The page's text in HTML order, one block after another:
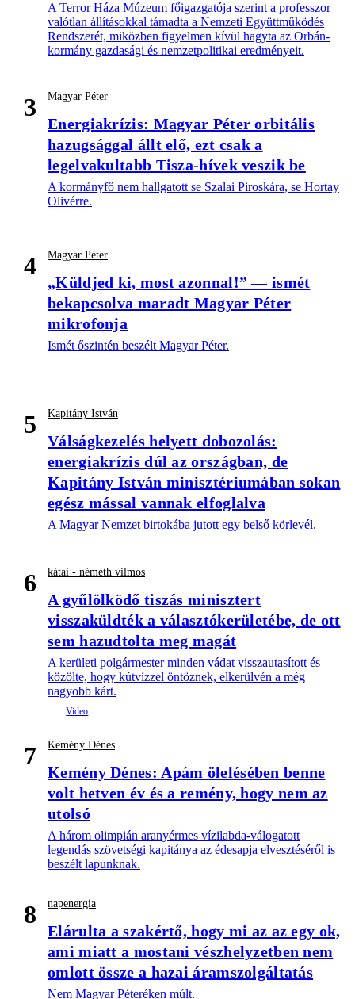
A Terror Háza Múzeum főigazgatója szerint a professzor
valótlan állításokkal támadta a Nemzeti Együttműködés
Rendszerét, miközben figyelmen kívül hagyta az Orbán-
kormány gazdasági és nemzetpolitikai eredményeit.
3 Magyar Péter
Energiakrízis: Magyar Péter orbitális
hazugsággal állt elő, ezt csak a
legelvakultabb Tisza-hívek veszik be
A kormányfő nem hallgatott se Szalai Piroskára, se Hortay
Olivérre.
4 Magyar Péter
„Küldjed ki, most azonnal!” — ismét
bekapcsolva maradt Magyar Péter
mikrofonja
Ismét őszintén beszélt Magyar Péter.
5 Kapitány István
Válságkezelés helyett dobozolás:
energiakrízis dúl az országban, de
Kapitány István minisztériumában sokan
egész mással vannak elfoglalva
A Magyar Nemzet birtokába jutott egy belső körlevél.
6 kátai - németh vilmos
A gyűlölködő tiszás minisztert
visszaküldték a választókerületébe, de ott
sem hazudtolta meg magát
A kerületi polgármester minden vádat visszautasított és
közölte, hogy kútvízzel öntöznek, elkerülvén a még
nagyobb kárt.
7 Kemény Dénes
Kemény Dénes: Apám ölelésében benne
volt hetven év és a remény, hogy nem az
utolsó
A három olimpián aranyérmes vízilabda-válogatott
legendás szövetségi kapitánya az édesapja elvesztéséről is
beszélt lapunknak.
8 napenergia
Elárulta a szakértő, hogy mi az az egy ok,
ami miatt a mostani vészhelyzetben nem
omlott össze a hazai áramszolgáltatás
Nem Magyar Péteréken múlt.